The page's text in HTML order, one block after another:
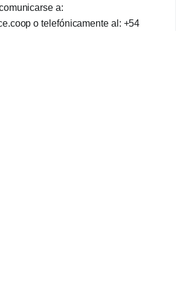
a:
o telefónicamente al: +54